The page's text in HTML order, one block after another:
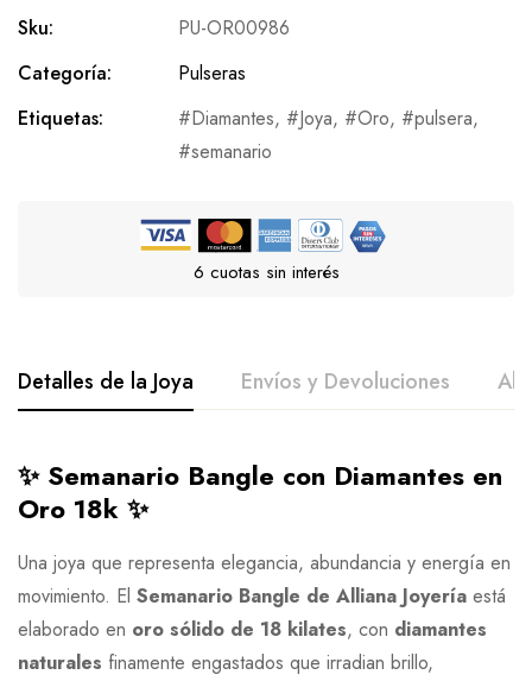
Sku:
PU-OR00986
Categoría:
Pulseras
Etiquetas:
Diamantes, Joya, Oro, pulsera,
semanario
6 cuotas sin interés
Detalles de la Joya Envíos y Devoluciones
✨ Semanario Bangle con Diamantes en
Oro 18k ✨
Una joya que representa elegancia, abundancia y energía en
movimiento. El Semanario Bangle de Alliana Joyería está
elaborado en oro sólido de 18 kilates, con diamantes
naturales finamente engastados que irradian brillo,